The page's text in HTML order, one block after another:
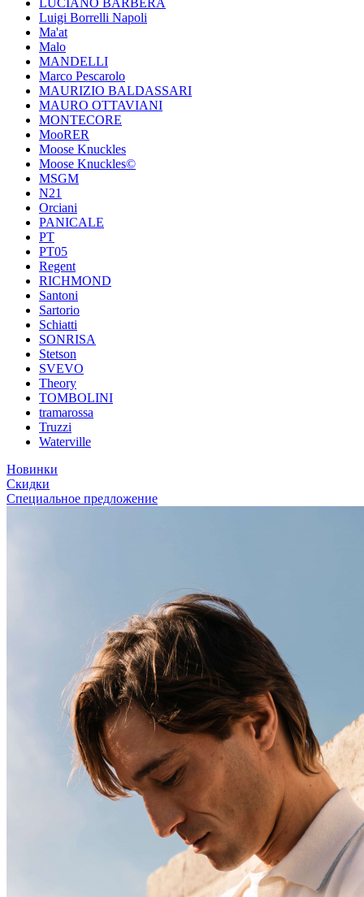
LUCIANO BARBERA
Luigi Borrelli Napoli
Ma'at
Malo
MANDELLI
Marco Pescarolo
MAURIZIO BALDASSARI
MAURO OTTAVIANI
MONTECORE
MooRER
Moose Knuckles
Moose Knuckles©️
MSGM
N21
Orciani
PANICALE
PT
PT05
Regent
RICHMOND
Santoni
Sartorio
Schiatti
SONRISA
Stetson
SVEVO
Theory
TOMBOLINI
tramarossa
Truzzi
Waterville
Новинки
Скидки
Специальное предложение